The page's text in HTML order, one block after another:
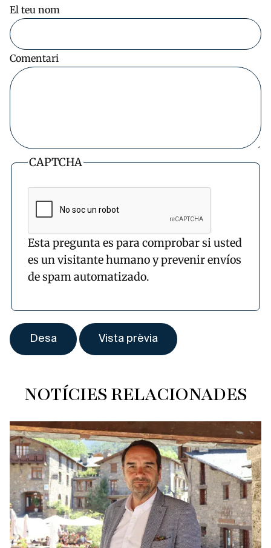
El teu nom
Comentari
CAPTCHA
Esta pregunta es para comprobar si usted
es un visitante humano y prevenir envíos
de spam automatizado.
NOTÍCIES RELACIONADES